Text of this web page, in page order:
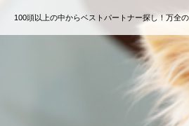
100頭以上の中からベストパートナー探し！万全